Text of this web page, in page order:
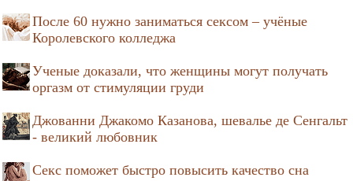
После 60 нужно заниматься сексом – учёные
Королевского колледжа
Ученые доказали, что женщины могут получать
оргазм от стимуляции груди
Джованни Джакомо Казанова, шевалье де Сенгальт
- великий любовник
Секс поможет быстро повысить качество сна